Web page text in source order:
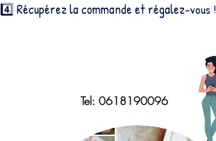
4️⃣ Récupérez la commande et régalez-vous !
Tel: 0618190096